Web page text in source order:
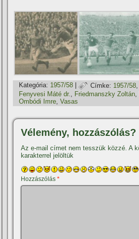
Kategória: 1957/58 | Címke: 1957/58
Fenyvesi Máté dr., Friedmanszky Zoltán,
Ombódi Imre,Vasas
Vélemény, hozzászólás?
Az e-mail címet nem tesszük közzé. A
karakterrel jelöltük
Hozzászólás*